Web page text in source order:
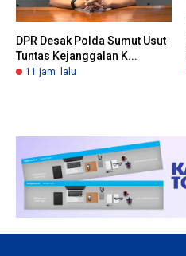
DPR Desak Polda Sumut Usut
Tuntas Kejanggalan K...
11 jam lalu